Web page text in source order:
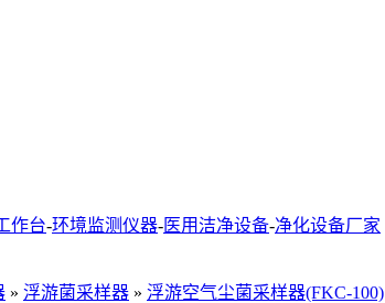
作台-环境监测仪器-医用洁净设备-净化设备厂家
» 浮游菌采样器 » 浮游空气尘菌采样器(FKC-100)